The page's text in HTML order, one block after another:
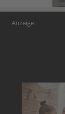
Anzeige